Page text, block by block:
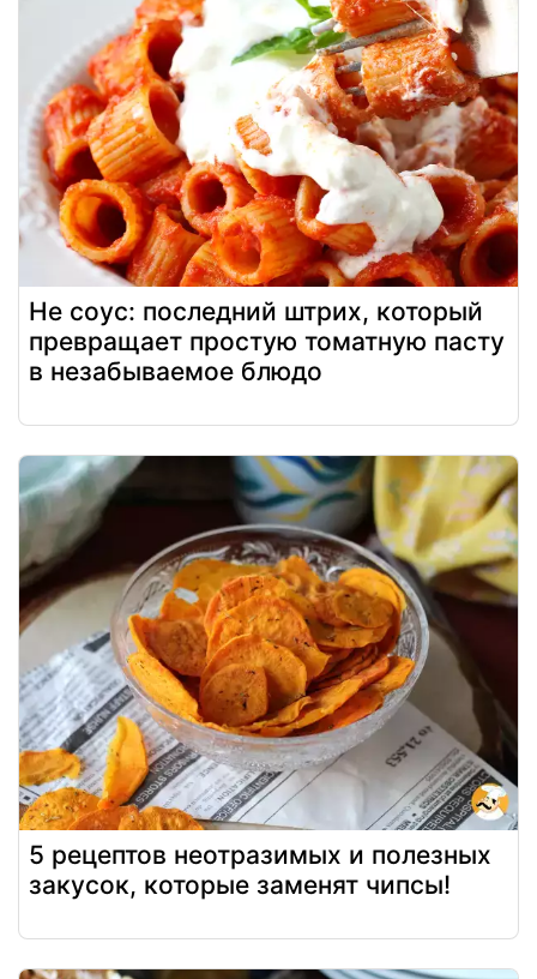
Не соус: последний штрих, который
превращает простую томатную пасту
в незабываемое блюдо
5 рецептов неотразимых и полезных
закусок, которые заменят чипсы!